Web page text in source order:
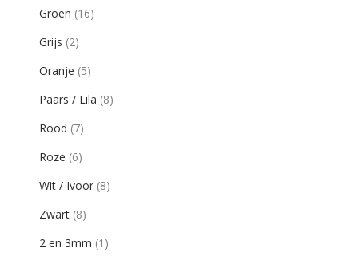
Groen (16)
Grijs (2)
Oranje (5)
Paars / Lila (8)
Rood (7)
Roze (6)
Wit / Ivoor (8)
Zwart (8)
2 en 3mm (1)